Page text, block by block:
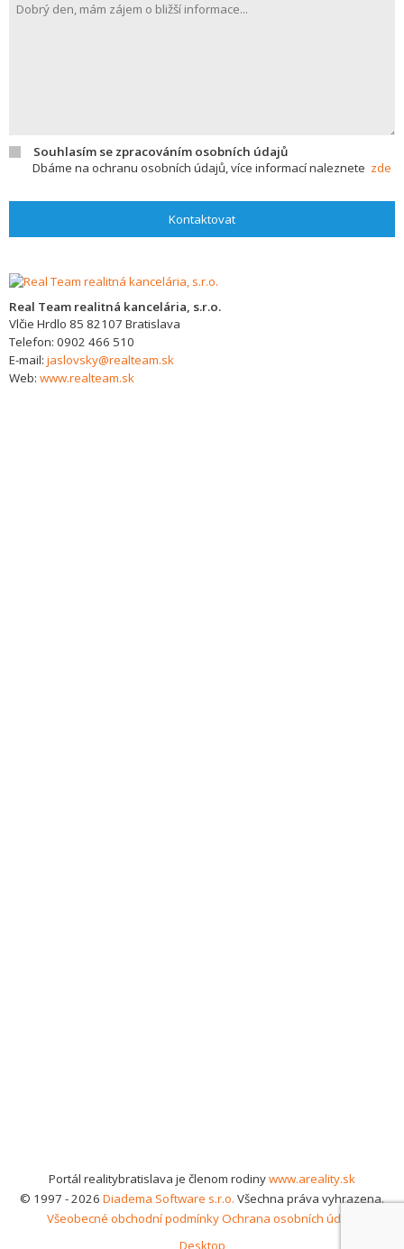
Souhlasím se zpracováním osobních údajů
Dbáme na ochranu osobních údajů, více informací naleznete zde
Kontaktovat
Real Team realitná kancelária, s.r.o.
Vlčie Hrdlo 85 82107 Bratislava
Telefon: 0902 466 510
E-mail: jaslovsky@realteam.sk
Web: www.realteam.sk
Portál realitybratislava je členom rodinywww.areality.sk
© 1997 - 2026 Diadema Software s.r.o. Všechna práva vyhrazena.
Všeobecné obchodní podmínkyOchrana osobních údajů
Desktop